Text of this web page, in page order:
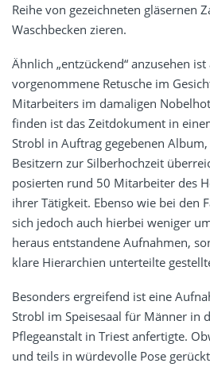
Reihe von gezeichneten gläsernen
Waschbecken zieren.
Ähnlich „entzückend“ anzusehen
vorgenommene Retusche im
Mitarbeiters im damaligen
finden ist das Zeitdokument in
Strobl in Auftrag gegebenen
Besitzern zur Silberhochzeit
posierten rund 50 Mitarbeiter des
ihrer Tätigkeit. Ebenso wie bei den
sich jedoch auch hierbei weniger
heraus entstandene Aufnahmen,
klare Hierarchien unterteilte
Besonders ergreifend ist eine
Strobl im Speisesaal für Männer in
Pflegeanstalt in Triest anfertigte.
und teils in würdevolle Pose